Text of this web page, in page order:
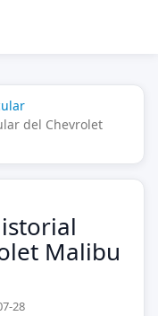
del Chevrolet
Malibu
28